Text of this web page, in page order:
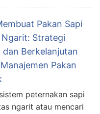
Pakan Sapi
Strategi
dan Berkelanjutan
Pakan
peternakan sapi
ngarit atau mencari